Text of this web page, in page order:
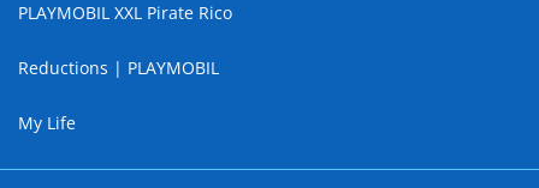
PLAYMOBIL XXL Pirate Rico
Reductions | PLAYMOBIL
My Life